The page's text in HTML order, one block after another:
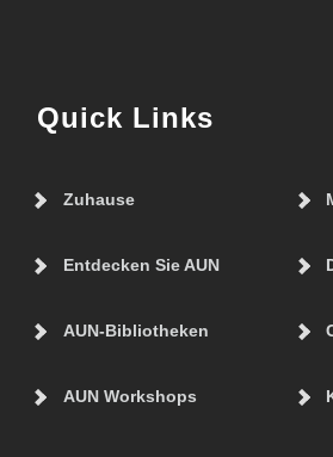
Quick Links
Zuhause
Entdecken Sie AUN
AUN-Bibliotheken
AUN Workshops